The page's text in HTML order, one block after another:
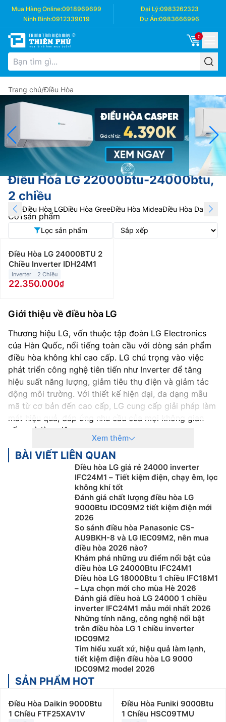
Mua Hàng Online:0918969699 Đại Lý:0983262323
Ninh Bình:0912339019 Dự Án:0983666996
0
Trang chủ/Điều Hòa
Điều Hòa LG 22000btu-24000btu,
2 chiều
Điều Hòa LGĐiều Hòa GreeĐiều Hòa MideaĐiều Hòa Daikin
Có 1sản phẩm
Lọc sản phẩm
Điều Hòa LG 24000BTU 2
Chiều Inverter IDH24M1
Inverter 2 Chiều
22.350.000
Giới thiệu về điều hòa LG
Thương hiệu LG, vốn thuộc tập đoàn LG Electronics
của Hàn Quốc, nổi tiếng toàn cầu với dòng sản phẩm
điều hòa không khí cao cấp. LG chú trọng vào việc
phát triển công nghệ tiên tiến như Inverter để tăng
hiệu suất năng lượng, giảm tiêu thụ điện và giảm tác
động môi trường. Với thiết kế hiện đại, đa dạng mẫu
mã từ cơ bản đến cao cấp, LG cung cấp giải pháp làm
mát hiệu quả, đáp ứng nhu cầu của mọi không gian
sống và làm việc.
Thương hiệu LG là một phần của LG Electronics, một
công ty con của LG Group. LG Electronics được thành
lập vào năm 1958 tại Hàn Quốc với tên ban đầu là
GoldStar. LG Group là một trong những tập đoàn lớn
nhất Hàn Quốc, bao gồm nhiều công ty con hoạt động
trong nhiều ngành nghề khác nhau, từ điện tử tiêu
dùng đến hóa chất và dịch vụ tài chính.
điều hòa LGthường đặc trưng bằng sự
tinh tế, hiện đại và sang trọng. Hãng thường chú trọng
đến việc tạo ra những sản phẩm không chỉ có chức
năng cao mà còn hài hòa với không gian nội thất. Các
dòng sản phẩm điều hòa LG thường có đường nét
mượt mà, màu sắc trung tính, và các chi tiết được
thiết kế nhằm tối ưu hóa không gian và dễ dàng lắp
Phân loại các dòng sản phẩm của điều hòa LG
Những gợi ý tốt cho người tiêu dùng khi bạn quan tâm
đến việc chọn lựa một sản phẩm Điều Hòa LG
22000btu-24000btu, 2 chiều phù hợp với không gian
và nhu cầu của mình. Dưới đây là thông tin chi tiết hơn
về các loại này dựa trên công suất và phân khúc giá:
Xem thêm
BÀI VIẾT LIÊN QUAN
Điều hòa LG giá rẻ 24000 inverter
IFC24M1 – Tiết kiệm điện, chạy êm, lọc
không khí tốt
Đánh giá chất lượng điều hòa LG
9000Btu IDC09M2 tiết kiệm điện mới
2026
So sánh điều hòa Panasonic CS-
AU9BKH-8 và LG IEC09M2, nên mua
điều hòa 2026 nào?
Khám phá những ưu điểm nổi bật của
điều hòa LG 24000Btu IFC24M1
Điều hòa LG 18000Btu 1 chiều IFC18M1
– Lựa chọn mới cho mùa Hè 2026
Đánh giá điều hoà LG 24000 1 chiều
inverter IFC24M1 mẫu mới nhất 2026
Những tính năng, công nghệ nổi bật
trên điều hòa LG 1 chiều inverter
IDC09M2
Tìm hiểu xuất xứ, hiệu quả làm lạnh,
tiết kiệm điện điều hòa LG 9000
IDC09M2 model 2026
SẢN PHẨM HOT
Điều Hòa Daikin 9000Btu
1 Chiều FTF25XAV1V
Điều Hòa Funiki 9000Btu
1 Chiều HSC09TMU